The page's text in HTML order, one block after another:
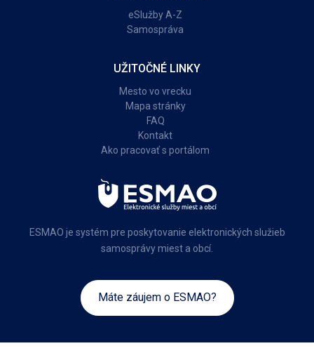
eSlužby A-Z
Samospráva
UŽITOČNÉ LINKY
Mesto vo vrecku
Mapa stránky
FAQ
Kontakt
Ako pracovať s portálom
ESMAO je systém pre poskytovanie elektronických služieb
samosprávy miest a obcí.
Máte záujem o ESMAO?